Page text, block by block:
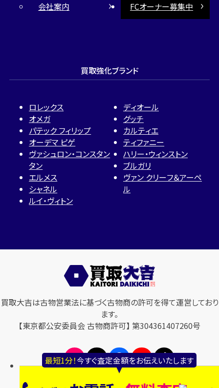
最短1分！今すぐ査定金額をお伝えいたします
会社案内
FCオーナー募集中
買取強化ブランド
ロレックス
オメガ
パテック フィリップ
オーデマ ピゲ
ヴァシュロン・コンスタン
タン
エルメス
シャネル
ルイ・ヴィトン
ディオール
グッチ
カルティエ
ティファニー
ハリー・ウィンストン
ブルガリ
ヴァン クリーフ＆アーペ
ル
買取大吉は古物営業法に基づく古物商の許可を得て運営しており
ます。
【東京都公安委員会 古物商許可】 第304361407260号
© 2024 En Power Co., Ltd.